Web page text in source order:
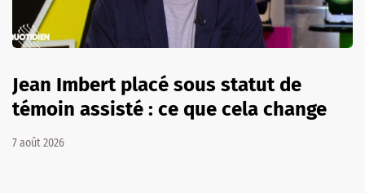
Jean Imbert placé sous statut de
témoin assisté : ce que cela change
7 août 2026